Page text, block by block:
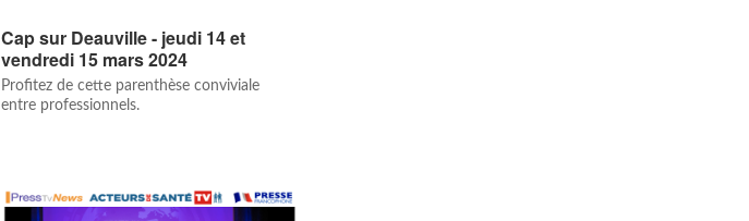
Cap sur Deauville - jeudi 14 et
vendredi 15 mars 2024
Profitez de cette parenthèse conviviale
entre professionnels.